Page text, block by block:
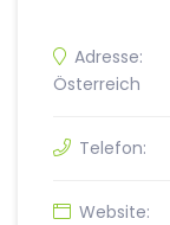
Adresse:
Österreich
Telefon:
Website: